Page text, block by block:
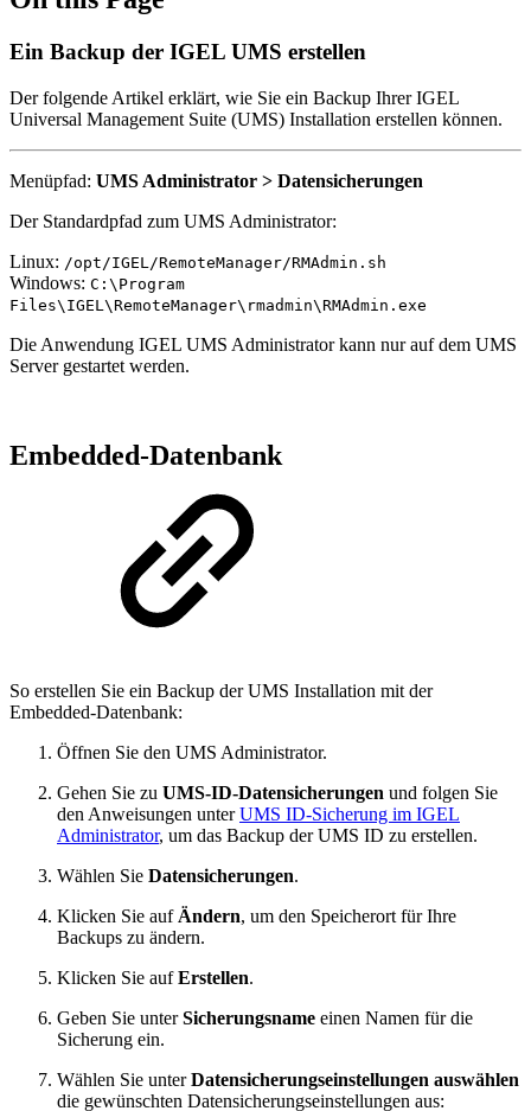
Ein Backup der IGEL UMS erstellen
Der folgende Artikel erklärt, wie Sie ein Backup Ihrer IGEL
Universal Management Suite (UMS) Installation erstellen können.
Menüpfad: UMS Administrator > Datensicherungen
Der Standardpfad zum UMS Administrator:
Linux: /opt/IGEL/RemoteManager/RMAdmin.sh
Windows: C:\Program
Files\IGEL\RemoteManager\rmadmin\RMAdmin.exe
Die Anwendung IGEL UMS Administrator kann nur auf dem UMS
Server gestartet werden.
Embedded-Datenbank
So erstellen Sie ein Backup der UMS Installation mit der
Embedded-Datenbank:
Öffnen Sie den UMS Administrator.
Gehen Sie zu UMS-ID-Datensicherungen und folgen Sie
den Anweisungen unterUMS ID-Sicherung im IGEL
Administrator, um das Backup der UMS ID zu erstellen.
Wählen Sie Datensicherungen.
Klicken Sie auf Ändern, um den Speicherort für Ihre
Backups zu ändern.
Klicken Sie aufErstellen.
Geben Sie unterSicherungsname einen Namen für die
Sicherung ein.
Wählen Sie unterDatensicherungseinstellungen auswählen
die gewünschten Datensicherungseinstellungen aus: